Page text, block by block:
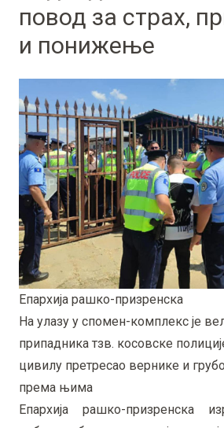
повод за страх,
и понижење
Епархија рашко-призренска
На улазу у спомен-комплекс је
припадника тзв. косовске
цивилу претресао вернике и
према њима
Епархија рашко-призренска